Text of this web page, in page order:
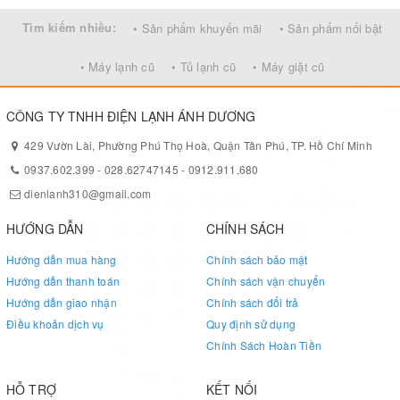
Dung tích 275 lít phù hợp cho gia đình
Với dung tích 275 lít tủ lạnh Toshiba GR-R32FVUD rất thích hợp
cất trữ thực phẩm cho cả nhà trong hơn 3-4 ngày mà không lo
thiếu chỗ, nhờ đó, bạn hoàn toàn không phải tống công sức và
thời gian đi chợ mỗi ngày như đối với các tủ lạnh dung tích nhỏ.
Tìm kiếm nhiều: • Sản phẩm khuyến mãi • Sản phẩm nổi bật
• Máy lạnh cũ • Tủ lạnh cũ • Máy giặt cũ
CÔNG TY TNHH ĐIỆN LẠNH ÁNH DƯƠNG
429 Vườn Lài, Phường Phú Thọ Hoà, Quận Tân Phú, TP. Hồ Chí Minh
0937.602.399 - 028.62747145 - 0912.911.680
dienlanh310@gmail.com
HƯỚNG DẪN
Hướng dẫn mua hàng
Hướng dẫn thanh toán
Hướng dẫn giao nhận
Điều khoản dịch vụ
CHÍNH SÁCH
Chính sách bảo mật
Chính sách vận chuyển
Chính sách đổi trả
Quy định sử dụng
Chính Sách Hoàn Tiền
HỖ TRỢ KẾT NỐI